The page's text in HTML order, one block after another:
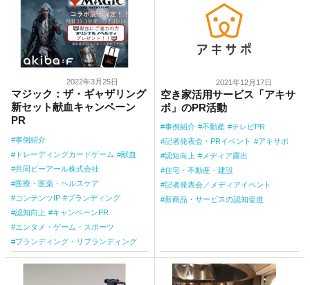
2022年3月25日
マジック：ザ・ギャザリング
新セット献血キャンペーン
PR
事例紹介
トレーディングカードゲーム
献血
共同ピーアール株式会社
医療・医薬・ヘルスケア
コンテンツIP
ブランディング
認知向上
キャンペーンPR
エンタメ・ゲーム・スポーツ
ブランディング・リブランディング
2021年12月17日
空き家活用サービス「アキサ
ポ」のPR活動
事例紹介 不動産
テレビPR
記者発表会・PRイベント
アキサポ
認知向上
メディア露出
住宅・不動産・建設
記者発表会／メディアイベント
新商品・サービスの認知促進